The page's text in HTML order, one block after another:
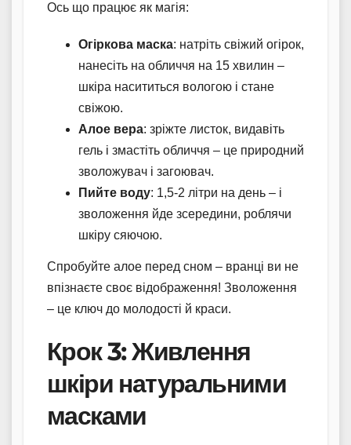
Ось що працює як магія:
Огіркова маска: натріть свіжий огірок,
нанесіть на обличчя на 15 хвилин –
шкіра насититься вологою і стане
свіжою.
Алое вера: зріжте листок, видавіть
гель і змастіть обличчя – це природний
зволожувач і загоювач.
Пийте воду: 1,5-2 літри на день – і
зволоження йде зсередини, роблячи
шкіру сяючою.
Спробуйте алое перед сном – вранці ви не
впізнаєте своє відображення! Зволоження
– це ключ до молодості й краси.
Крок 3: Живлення
шкіри натуральними
масками